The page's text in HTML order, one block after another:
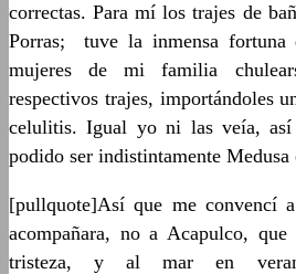
correctas. Para mí los trajes de
Porras; tuve la inmensa fortuna
mujeres de mi familia
respectivos trajes, importándoles
celulitis. Igual yo ni las veía,
podido ser indistintamente Medusa
[pullquote]Así que me convencí
acompañara, no a Acapulco,
tristeza, y al mar en